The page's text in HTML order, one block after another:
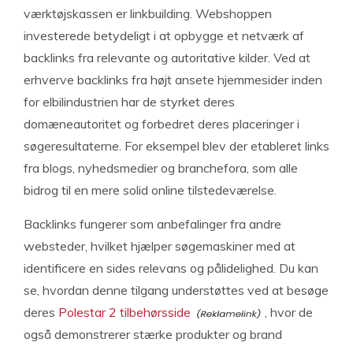
værktøjskassen er linkbuilding. Webshoppen
investerede betydeligt i at opbygge et netværk af
backlinks fra relevante og autoritative kilder. Ved at
erhverve backlinks fra højt ansete hjemmesider inden
for elbilindustrien har de styrket deres
domæneautoritet og forbedret deres placeringer i
søgeresultaterne. For eksempel blev der etableret links
fra blogs, nyhedsmedier og branchefora, som alle
bidrog til en mere solid online tilstedeværelse.
Backlinks fungerer som anbefalinger fra andre
websteder, hvilket hjælper søgemaskiner med at
identificere en sides relevans og pålidelighed. Du kan
se, hvordan denne tilgang understøttes ved at besøge
deres Polestar 2 tilbehørsside
, hvor de
også demonstrerer stærke produkter og brand